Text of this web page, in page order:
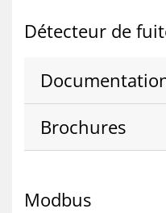
Dé­tec­teur de
Bro­chures
Mod­bus